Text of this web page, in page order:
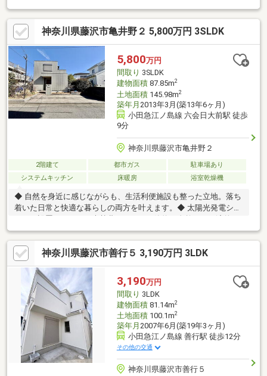
『朝日土地建物藤沢店』まで！朝日土地建物グループは地域密着
を合言葉に全１３店舗でその地域No.１を目指しております。広告
掲載していない物件も多数ございます。色々廻ったけど良い物件
が無いなぁ・・頭金無くても平気・・？お家の買替えってどうす
るの・・？etc.まずは何でもお気軽にご相談ください！有資格者
が丁寧にご説明させていただきます！お問い合わせをお待ちして
おります！！
神奈川県藤沢市亀井野２ 5,800万円 3SLDK
5,800万円
間取り 3SLDK
建物面積87.85m2
土地面積145.98m2
築年月 2013年3月(築13年6ヶ月)
小田急江ノ島線 六会日大前駅 徒歩
9分
神奈川県藤沢市亀井野２
2階建て 都市ガス
駐車場あり
システムキッチン
床暖房 浴室乾燥機
◆ 自然を身近に感じながらも、生活利便施設も整った立地。落ち
着いた日常と快適な暮らしの両方を叶えます。◆ 太陽光発電シス
もエコな設計です。◆ 床暖房が設置されたLDは、ご家族がくつろ
げる、ぬくもりの有る快適空間。家具のレイアウトも自由自在で
す。※駐車可能な車は車種によります。現地でご確認ください。※
太陽光発電名義変更のため、買主様にも書類提出等ご協力いただ
きます。
神奈川県藤沢市善行５ 3,190万円 3LDK
3,190万円
間取り 3LDK
建物面積81.14m2
土地面積100.1m2
築年月 2007年6月(築19年3ヶ月)
小田急江ノ島線 善行駅 徒歩12分
その他の交通
神奈川県藤沢市善行５